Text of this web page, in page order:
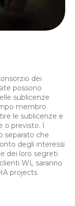
dei
possono
sublicenze
membro
le sublicenze e
previsto. I
separato che
degli interessi
dei loro segreti
WL saranno
projects